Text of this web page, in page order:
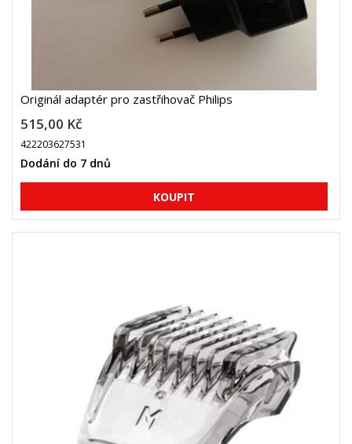
Originál adaptér pro zastřihovač Philips
515,00 Kč
422203627531
Dodání do 7 dnů